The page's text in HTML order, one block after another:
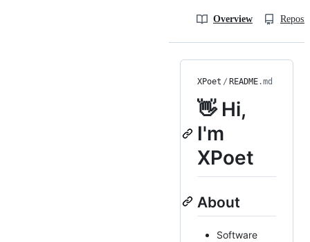
Overview
XPoet / README.md
👋 Hi,
I'm
XPoet
About
Software